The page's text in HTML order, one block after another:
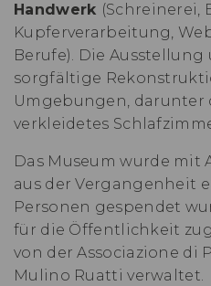
Handwerk (Schreinerei,
Kupferverarbeitung,
Berufe). Die Ausstellung
sorgfältige
Umgebungen, darunter
verkleidetes
Das Museum wurde
aus der Vergangenheit
Personen gespendet
für die Öffentlichkeit
von der Associazione di
Mulino Ruatti verwaltet.